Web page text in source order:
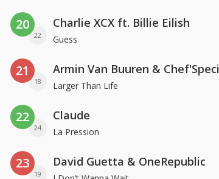
20
22
Charlie XCX ft. Billie Eilish
Guess
21
18
Armin Van Buuren &
Larger Than Life
22
24
Claude
La Pression
23
19
David Guetta & OneRepublic